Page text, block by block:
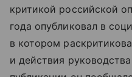
критикой российской
года опубликовал в
в котором
и действия